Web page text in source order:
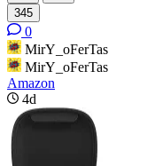
345
0
MirY_oFerTas
MirY_oFerTas
Amazon
4d